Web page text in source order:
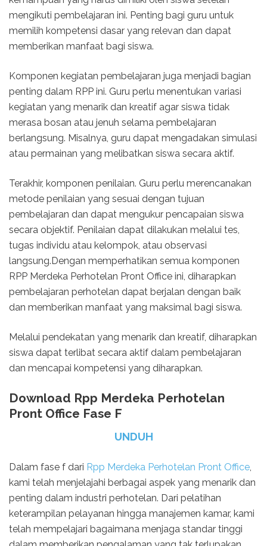
mengikuti pembelajaran ini. Penting bagi guru untuk
memilih kompetensi dasar yang relevan dan dapat
memberikan manfaat bagi siswa.
Komponen kegiatan pembelajaran juga menjadi bagian
penting dalam RPP ini. Guru perlu menentukan variasi
kegiatan yang menarik dan kreatif agar siswa tidak
merasa bosan atau jenuh selama pembelajaran
berlangsung. Misalnya, guru dapat mengadakan simulasi
atau permainan yang melibatkan siswa secara aktif.
Terakhir, komponen penilaian. Guru perlu merencanakan
metode penilaian yang sesuai dengan tujuan
pembelajaran dan dapat mengukur pencapaian siswa
secara objektif. Penilaian dapat dilakukan melalui tes,
tugas individu atau kelompok, atau observasi
langsung.Dengan memperhatikan semua komponen
RPP Merdeka Perhotelan Pront Office ini, diharapkan
pembelajaran perhotelan dapat berjalan dengan baik
dan memberikan manfaat yang maksimal bagi siswa.
Melalui pendekatan yang menarik dan kreatif, diharapkan
siswa dapat terlibat secara aktif dalam pembelajaran
dan mencapai kompetensi yang diharapkan.
Download Rpp Merdeka Perhotelan
Pront Office Fase F
UNDUH
Dalam fase f dari Rpp Merdeka Perhotelan Pront Office
kami telah menjelajahi berbagai aspek yang menarik dan
penting dalam industri perhotelan. Dari pelatihan
keterampilan pelayanan hingga manajemen kamar, kami
telah mempelajari bagaimana menjaga standar tinggi